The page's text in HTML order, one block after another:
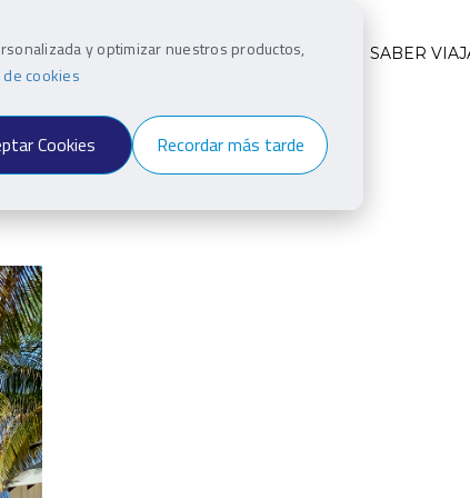
y optimizar nuestros productos,
cookies
Cookies Recordar más tarde
VIAJEROS ESTILO Y CULTURA SABER